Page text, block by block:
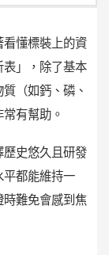
懂標裝上的資
」，除了基本
（如鈣、磷、
有幫助。
史悠久且研發
平都能維持一
時難免會感到焦